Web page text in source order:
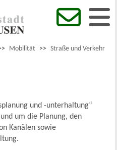
Mobilität >> Straße und Verkehr
und -unterhaltung“
um die Planung, den
Kanälen sowie